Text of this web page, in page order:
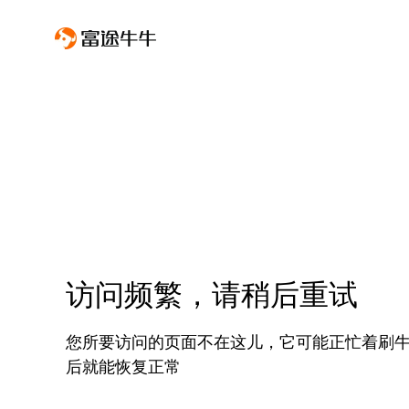
访问频繁，请稍后重试
您所要访问的页面不在这儿，它可能正忙着刷
后就能恢复正常